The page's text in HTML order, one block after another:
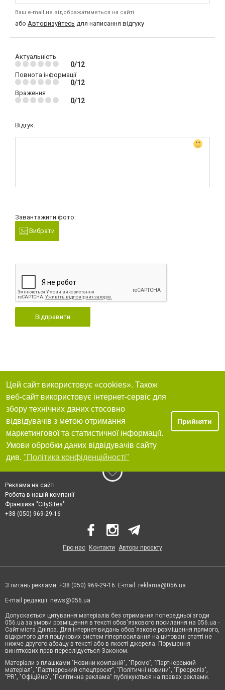
Ваш e-mail не відображатиметься на сайті
або Авторизуйтесь для написання відгуку
Актуальність
0/12
Повнота інформації
0/12
Враження
0/12
Відгук:
Завантажити фото:
Вибрати
Відправити
Цей сайт використовує «cookies». Також
веб-сайт використовує інтернет-сервіс для
збору технічних даних стосовно
відвідувачів з метою отримання
маркетингової та статистичної інформації.
Умови обробки даних відвідувачів сайту
див. "Політика конфіденційності"
Прийняти
Реклама на сайті
Робота в нашій компанії
Франшиза "CitySites"
+38 (050) 969-29-16
Про нас Контакти Автори проєкту
З питань реклами: +38 (050) 969-29-16. E-mail: reklama@056.ua
E-mail редакції: news@056.ua
Допускається цитування матеріалів без отримання попередньої згоди
056.ua за умови розміщення в тексті обов'язкового посилання на 056.ua -
Сайт міста Дніпра. Для інтернет-видань обов'язкове розміщення прямого,
відкритого для пошукових систем гіперпосилання на цитовані статті не
нижче другого абзацу в тексті або в якості джерела. Порушення
виняткових прав переслідується Законом.
Матеріали з плашками "Новини компаній", "Промо", "Партнерський
матеріал", "Партнерський спецпроєкт", "Політичні новини", "Пресреліз",
"PR", "Офіційно", "Політична реклама" публікуються на правах реклами.